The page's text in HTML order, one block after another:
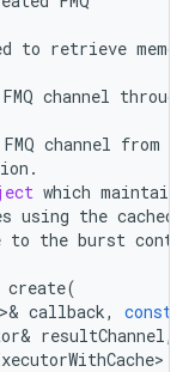
to retrieve
FMQ channel through
FMQ channel from
.
which maintains
using the cached
to the burst
create(
& callback, const
& resultChannel,